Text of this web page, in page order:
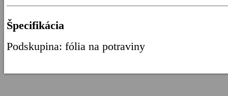
Špecifikácia
Podskupina: fólia na potraviny